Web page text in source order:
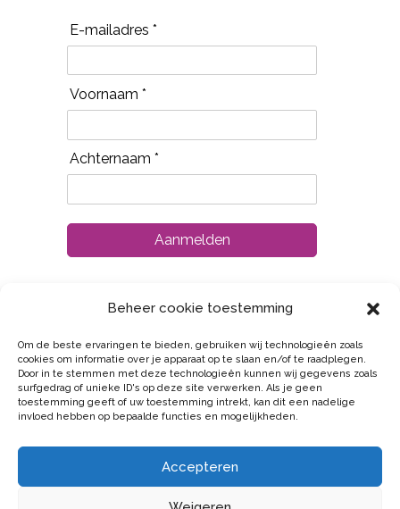
Beheer cookie toestemming
Om de beste ervaringen te bieden, gebruiken wij technologieën zoals
cookies om informatie over je apparaat op te slaan en/of te raadplegen.
Door in te stemmen met deze technologieën kunnen wij gegevens zoals
surfgedrag of unieke ID's op deze site verwerken. Als je geen
toestemming geeft of uw toestemming intrekt, kan dit een nadelige
invloed hebben op bepaalde functies en mogelijkheden.
Accepteren
E-mailadres *
Voornaam *
Achternaam *
Aanmelden
© 2023 – 2024 Stichting Goed Contact
info@goed-contact.nl